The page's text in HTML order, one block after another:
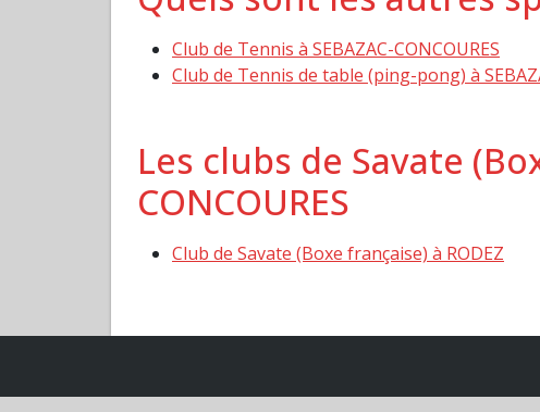
Club de Tennis à SEBAZAC-CONCOURES
Club de Tennis de table (ping-pong) à
Les clubs de Savate
CONCOURES
Club de Savate (Boxe française) à RODEZ